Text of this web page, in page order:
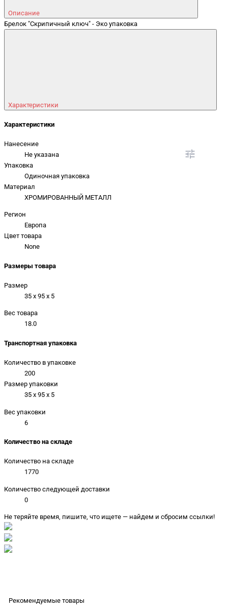
Описание
Брелок "Скрипичный ключ" - Эко упаковка
Характеристики
Характеристики
Нанесение
Не указана
Упаковка
Одиночная упаковка
Материал
ХРОМИРОВАННЫЙ МЕТАЛЛ
Регион
Европа
Цвет товара
None
Размеры товара
Размер
35 x 95 x 5
Вес товара
18.0
Транспортная упаковка
Количество в упаковке
200
Размер упаковки
35 x 95 x 5
Вес упаковки
6
Количество на складе
Количество на складе
1770
Количество следующей доставки
0
Не теряйте время, пишите, что ищете — найдем и сбросим ссылки!
Рекомендуемые товары